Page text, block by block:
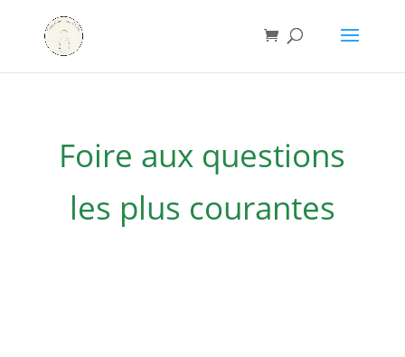
Foire aux questions
les plus courantes